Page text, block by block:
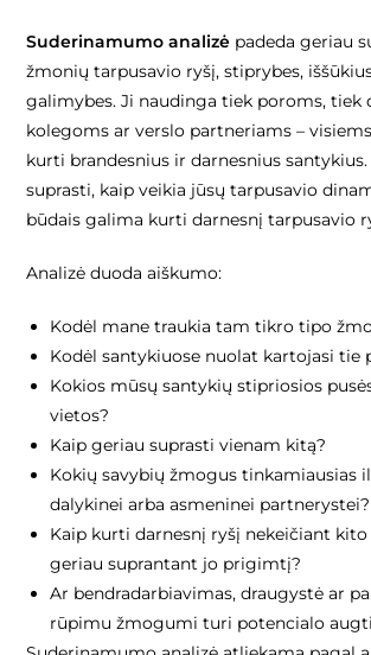
Suderinamumo analizė padeda geriau
žmonių tarpusavio ryšį, stiprybes,
galimybes. Ji naudinga tiek poroms, tiek
kolegoms ar verslo partneriams –
kurti brandesnius ir darnesnius santykius.
suprasti, kaip veikia jūsų tarpusavio
būdais galima kurti darnesnį tarpusavio
Analizė duoda aiškumo:
Kodėl mane traukia tam tikro tipo
Kodėl santykiuose nuolat kartojasi tie
Kokios mūsų santykių stipriosios
vietos?
Kaip geriau suprasti vienam kitą?
Kokių savybių žmogus tinkamiausias
dalykinei arba asmeninei partnerystei?
Kaip kurti darnesnį ryšį nekeičiant
geriau suprantant jo prigimtį?
Ar bendradarbiavimas, draugystė ar
rūpimu žmogumi turi potencialo